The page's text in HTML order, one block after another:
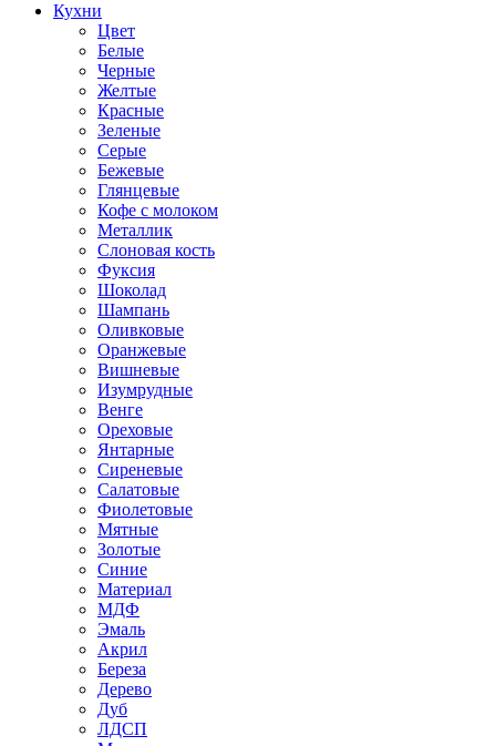
Кухни
Цвет
Белые
Черные
Желтые
Красные
Зеленые
Серые
Бежевые
Глянцевые
Кофе с молоком
Металлик
Слоновая кость
Фуксия
Шоколад
Шампань
Оливковые
Оранжевые
Вишневые
Изумрудные
Венге
Ореховые
Янтарные
Сиреневые
Салатовые
Фиолетовые
Мятные
Золотые
Синие
Материал
МДФ
Эмаль
Акрил
Береза
Дерево
Дуб
ЛДСП